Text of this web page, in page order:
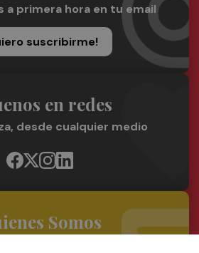
a primera hora en tu email
suscribirme!
en redes
desde cualquier medio
Somos